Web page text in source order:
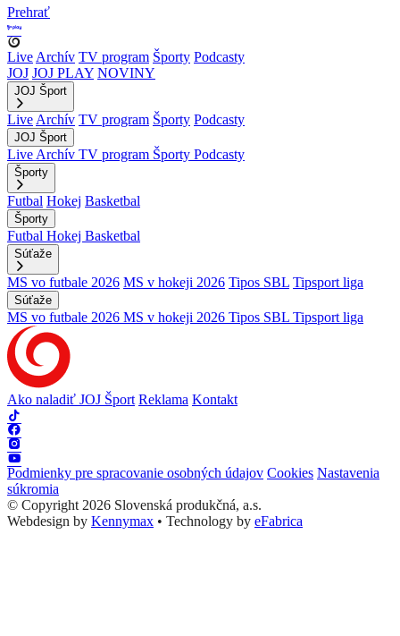
Prehrať
Live Archív TV program Športy Podcasty
JOJ JOJ PLAY NOVINY
JOJ Šport
Live Archív TV program Športy Podcasty
JOJ Šport
Live Archív TV program Športy Podcasty
Športy
Futbal Hokej Basketbal
Športy
Futbal Hokej Basketbal
Súťaže
MS vo futbale 2026 MS v hokeji 2026 Tipos SBL Tipsport liga
Súťaže
MS vo futbale 2026 MS v hokeji 2026 Tipos SBL Tipsport liga
Ako naladiť JOJ Šport Reklama Kontakt
Podmienky pre spracovanie osobných údajov Cookies Nastavenia
súkromia
© Copyright 2026 Slovenská produkčná, a.s.
Webdesign by Kennymax • Technology by eFabrica